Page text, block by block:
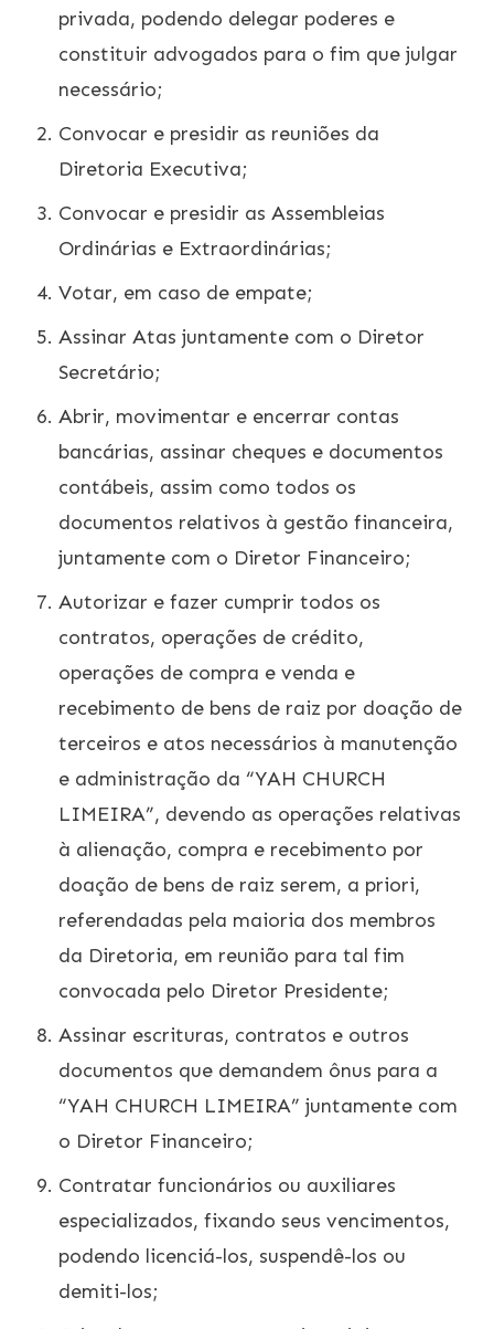
privada, podendo delegar poderes e
constituir advogados para o fim que julgar
necessário;
Convocar e presidir as reuniões da
Diretoria Executiva;
Convocar e presidir as Assembleias
Ordinárias e Extraordinárias;
Votar, em caso de empate;
Assinar Atas juntamente com o Diretor
Secretário;
Abrir, movimentar e encerrar contas
bancárias, assinar cheques e documentos
contábeis, assim como todos os
documentos relativos à gestão financeira,
juntamente com o Diretor Financeiro;
Autorizar e fazer cumprir todos os
contratos, operações de crédito,
operações de compra e venda e
recebimento de bens de raiz por doação de
terceiros e atos necessários à manutenção
e administração da “YAH CHURCH
LIMEIRA”, devendo as operações relativas
à alienação, compra e recebimento por
doação de bens de raiz serem, a priori,
referendadas pela maioria dos membros
da Diretoria, em reunião para tal fim
convocada pelo Diretor Presidente;
Assinar escrituras, contratos e outros
documentos que demandem ônus para a
“YAH CHURCH LIMEIRA” juntamente com
o Diretor Financeiro;
Contratar funcionários ou auxiliares
especializados, fixando seus vencimentos,
podendo licenciá-los, suspendê-los ou
demiti-los;